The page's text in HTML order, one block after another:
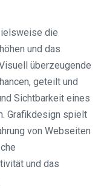
die
und das
überzeugende
geteilt und
Sichtbarkeit eines
Grafikdesign spielt
von Webseiten
und das